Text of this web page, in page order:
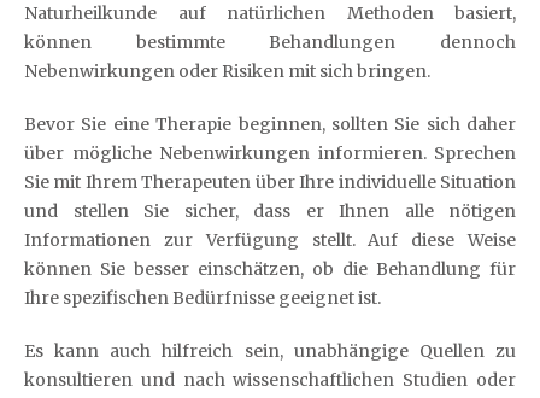
Naturheilkunde auf natürlichen Methoden basiert,
können bestimmte Behandlungen dennoch
Nebenwirkungen oder Risiken mit sich bringen.
Bevor Sie eine Therapie beginnen, sollten Sie sich daher
über mögliche Nebenwirkungen informieren. Sprechen
Sie mit Ihrem Therapeuten über Ihre individuelle Situation
und stellen Sie sicher, dass er Ihnen alle nötigen
Informationen zur Verfügung stellt. Auf diese Weise
können Sie besser einschätzen, ob die Behandlung für
Ihre spezifischen Bedürfnisse geeignet ist.
Es kann auch hilfreich sein, unabhängige Quellen zu
konsultieren und nach wissenschaftlichen Studien oder